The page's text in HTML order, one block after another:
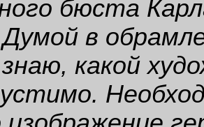
бюста
в
какой